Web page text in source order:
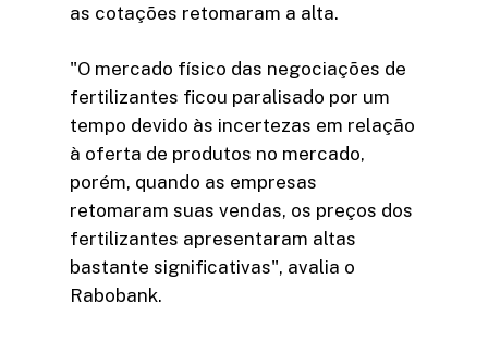
as cotações retomaram a alta.
"O mercado físico das negociações de
fertilizantes ficou paralisado por um
tempo devido às incertezas em relação
à oferta de produtos no mercado,
porém, quando as empresas
retomaram suas vendas, os preços dos
fertilizantes apresentaram altas
bastante significativas", avalia o
Rabobank.